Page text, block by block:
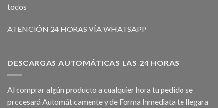
todos
ATENCIÓN 24 HORAS VÍA WHATSAPP
DESCARGAS AUTOMÁTICAS LAS 24 HORAS
Al comprar algún producto a cualquier hora tu pedido se
procesará Automáticamente y de Forma Inmediata te llegara